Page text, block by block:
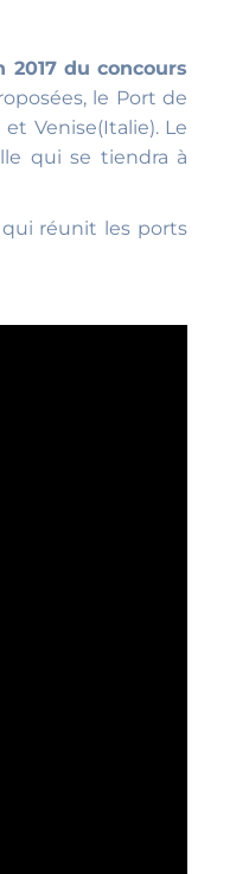
du concours
le Port de
Venise(Italie). Le
qui se tiendra à
qui réunit les ports